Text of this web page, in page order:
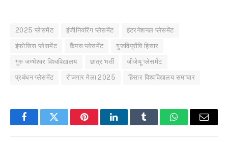
2025 प्लेसमेंट इंजीनियरिंग प्लेसमेंट इंटरनेशनल प्लेसमेंट
इंफोसिस प्लेसमेंट कैंपस प्लेसमेंट गुजविप्रौवि हिसार
गुरु जम्भेश्वर विश्वविद्यालय छात्र भर्ती जीजेयू प्लेसमेंट
प्रबंधन प्लेसमेंट रोजगार मेला 2025 हिसार विश्वविद्यालय समाचार
FacebookTwitter PinterestLinkedInTumblr WhatsAppEmail